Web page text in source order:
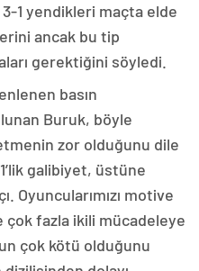
1 yendikleri maçta elde
ancak bu tip
gerektiğini söyledi.
basın
Buruk, böyle
zor olduğunu dile
galibiyet, üstüne
Oyuncularımızı motive
fazla ikili mücadeleye
çok kötü olduğunu